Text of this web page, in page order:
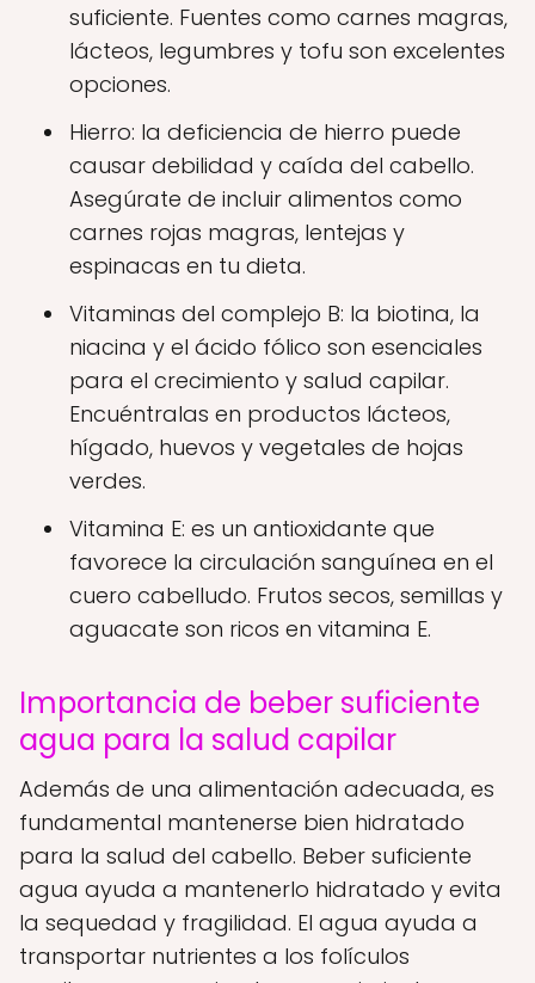
suficiente. Fuentes como carnes magras,
lácteos, legumbres y tofu son excelentes
opciones.
Hierro: la deficiencia de hierro puede
causar debilidad y caída del cabello.
Asegúrate de incluir alimentos como
carnes rojas magras, lentejas y
espinacas en tu dieta.
Vitaminas del complejo B: la biotina, la
niacina y el ácido fólico son esenciales
para el crecimiento y salud capilar.
Encuéntralas en productos lácteos,
hígado, huevos y vegetales de hojas
verdes.
Vitamina E: es un antioxidante que
favorece la circulación sanguínea en el
cuero cabelludo. Frutos secos, semillas y
aguacate son ricos en vitamina E.
Importancia de beber suficiente
agua para la salud capilar
Además de una alimentación adecuada, es
fundamental mantenerse bien hidratado
para la salud del cabello. Beber suficiente
agua ayuda a mantenerlo hidratado y evita
la sequedad y fragilidad. El agua ayuda a
transportar nutrientes a los folículos